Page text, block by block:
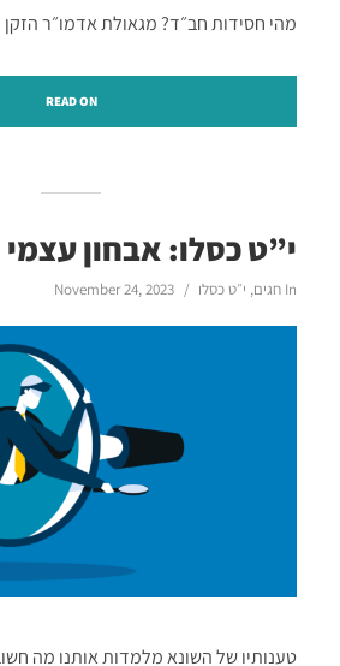
מהי חסידות חב״ד? מגאולת אדמו״ר הזקן
READ ON
י”ט כסלו: אבחון עצמי
In חגים, י״ט כסלו November 24, 2023
טענותיו של השונא מלמדות אותנו מה